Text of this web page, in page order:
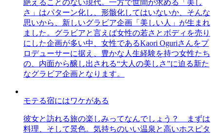
絶えることのない現代。一方で世間が求める「美し
さ」はパターン化し、形骸化してはいないか、そんな
思いから、新しいグラビア企画「美しい人」が生まれ
ました。グラビアと言えば女性の若さとボディを売り
にした企画が多い中、女性であるKaori Oguriさんをプ
ロデューサーに据え、豊かな人生経験を持つ女性たち
の、内面から醸し出される“大人の美しさ”に迫る新た
なグラビア企画となります。
モテる宿にはワケがある
彼女と訪れる旅の楽しみってなんでしょう？ まずは
料理、そして景色。気持ちのいい温泉と高いホスピタ